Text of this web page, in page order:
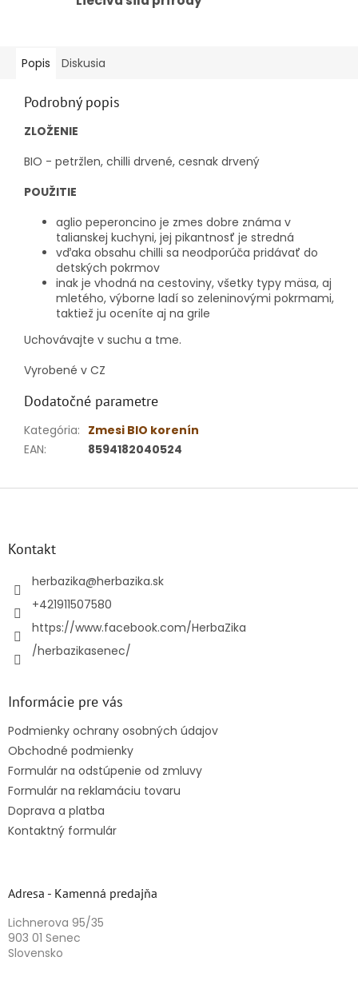
Popis Diskusia
Podrobný popis
ZLOŽENIE
BIO - petržlen, chilli drvené, cesnak drvený
POUŽITIE
aglio peperoncino je zmes dobre známa v
talianskej kuchyni, jej pikantnosť je stredná
vďaka obsahu chilli sa neodporúča pridávať do
detských pokrmov
inak je vhodná na cestoviny, všetky typy mäsa, aj
mletého, výborne ladí so zeleninovými pokrmami,
taktiež ju oceníte aj na grile
Uchovávajte v suchu a tme.
Vyrobené v CZ
Dodatočné parametre
Kategória: Zmesi BIO korenín
EAN: 8594182040524
Kontakt
herbazika@herbazika.sk
+421911507580
https://www.facebook.com/HerbaZika
/herbazikasenec/
Informácie pre vás
Podmienky ochrany osobných údajov
Obchodné podmienky
Formulár na odstúpenie od zmluvy
Formulár na reklamáciu tovaru
Doprava a platba
Kontaktný formulár
Adresa - Kamenná predajňa
Lichnerova 95/35
903 01 Senec
Slovensko